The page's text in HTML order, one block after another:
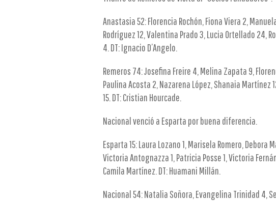
Anastasia 52: Florencia Rochón, Fiona Viera 2,
Rodríguez 12, Valentina Prado 3, Lucia Ortellado 24,
4. DT: Ignacio D’Angelo.
Remeros 74: Josefina Freire 4, Melina Zapata 9,
Paulina Acosta 2, Nazarena López, Shanaia Martínez
15. DT: Cristian Hourcade.
Nacional venció a Esparta por buena diferencia.
Esparta 15: Laura Lozano 1, Marisela Romero,
Victoria Antognazza 1, Patricia Posse 1, Victoria
Camila Martínez. DT: Huamani Millán.
Nacional 54: Natalia Soñora, Evangelina Trinidad 4,